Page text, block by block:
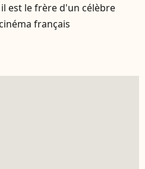
il est le frère d'un célèbre
français